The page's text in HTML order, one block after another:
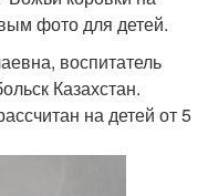
фото для детей.
воспитатель
Казахстан.
на детей от 5